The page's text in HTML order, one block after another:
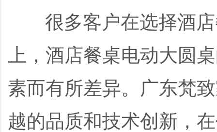
很多客户在选择酒店
上，酒店餐桌电动大圆
素而有所差异。广东梵
越的品质和技术创新，